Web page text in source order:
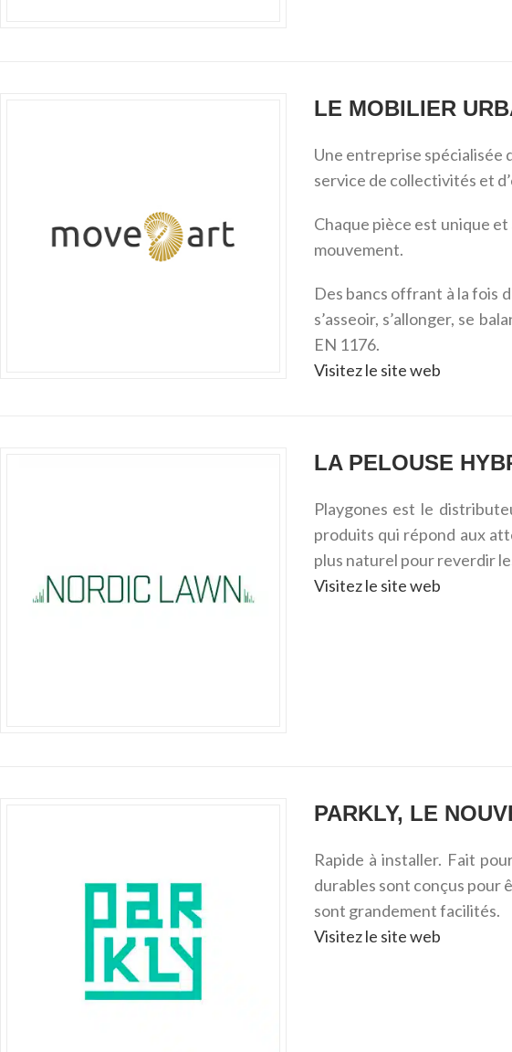
LE MOBILIER
Une entreprise spécialisée
service de collectivités et
Chaque pièce est unique et
mouvement.
Des bancs offrant à la fois
s’asseoir, s’allonger, se
EN 1176.
Visitez le site web
LA PELOUSE
Playgones est le
produits qui répond aux
plus naturel pour reverdir
Visitez le site web
PARKLY, LE
Rapide à installer. Fait
durables sont conçus pour
sont grandement facilités.
Visitez le site web